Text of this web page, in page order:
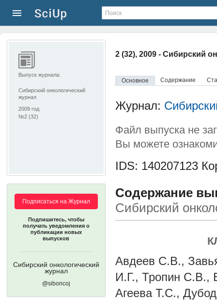
2 (32), 2009 - Сибирский
Основное Содержание
Выпуск журнала:
Сибирский онкологический
журнал
2009 год
№2 (32)
Подписаться на Журнал
Подпишитесь, чтобы
получать уведомления о
публикации новых
выпусков
Сибирский онкологический
журнал
@siboncoj
Журнал:
Файл выпуска не
Вы можете
IDS: 140207123
Содержание
Сибирский
Авдеев С.В.,
И.Г., Тропин С.В.,
Агеева Т.С.,